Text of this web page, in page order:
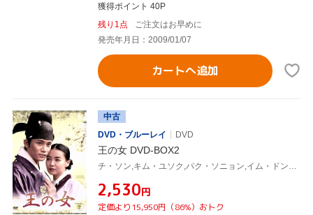
獲得ポイント 40P
残り1点
ご注文はお早めに
発売年月日：2009/01/07
カートへ追加
中古
DVD・ブルーレイ
DVD
王の女 DVD-BOX2
¥2,530円
定価より15,950円（86%）おトク